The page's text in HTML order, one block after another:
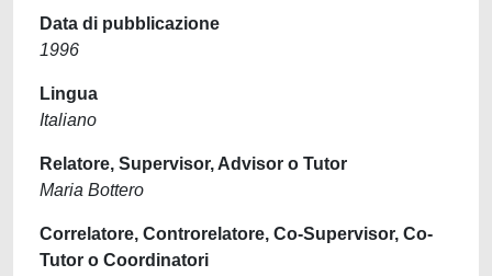
Data di pubblicazione
1996
Lingua
Italiano
Relatore, Supervisor, Advisor o Tutor
Maria Bottero
Correlatore, Controrelatore, Co-Supervisor, Co-
Tutor o Coordinatori